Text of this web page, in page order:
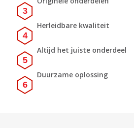
Herleidbare kwaliteit
Altijd het juiste onderdeel
Duurzame oplossing